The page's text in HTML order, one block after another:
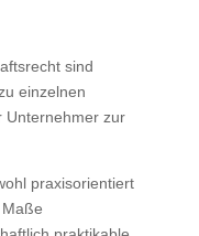
sind
einzelnen
Unternehmer zur
praxisorientiert